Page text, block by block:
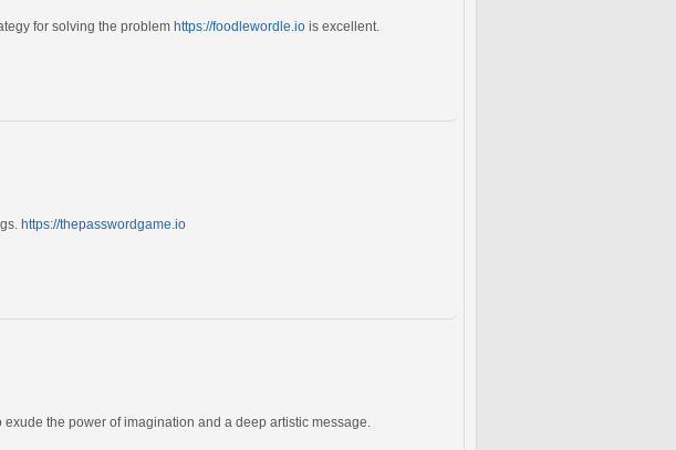
for solving the problem https://foodlewordle.io is excellent.
https://thepasswordgame.io
the power of imagination and a deep artistic message.